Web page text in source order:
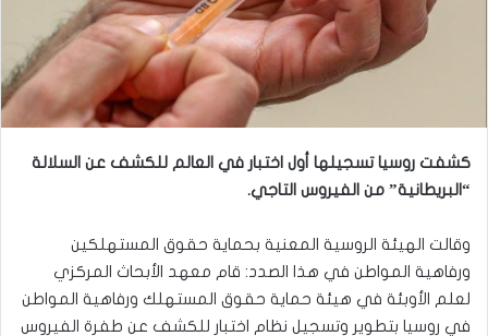
كشفت روسيا تسجيلها أول اختبار في العالم للكشف عن السلالة
“البريطانية” من الفيروس التاجي.
وقالت الهيئة الروسية المعنية بحماية حقوق المستهلكين
ورفاهية المواطن في هذا الصدد: قام معهد الأبحاث المركزي
لعلم الأوبئة في هيئة حماية حقوق المستهلك ورفاهية المواطن
في روسيا بتطوير وتسجيل نظام اختبار للكشف عن طفرة الفيروس